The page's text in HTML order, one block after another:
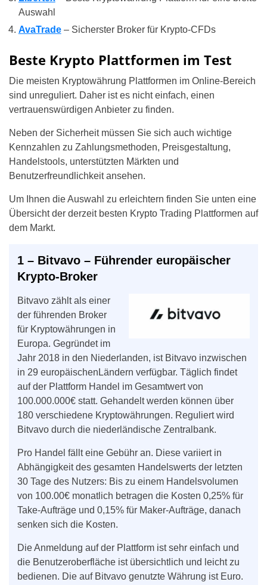
Auswahl
AvaTrade– Sicherster Broker für Krypto-CFDs
Beste Krypto Plattformen im Test
Die meisten Kryptowährung Plattformen im Online-Bereich
sind unreguliert. Daher ist es nicht einfach, einen
vertrauenswürdigen Anbieter zu finden.
Neben der Sicherheit müssen Sie sich auch wichtige
Kennzahlen zu Zahlungsmethoden, Preisgestaltung,
Handelstools, unterstützten Märkten und
Benutzerfreundlichkeit ansehen.
Um Ihnen die Auswahl zu erleichtern finden Sie unten eine
Übersicht der derzeit besten Krypto Trading Plattformen auf
dem Markt.
1 – Bitvavo – Führender europäischer
Krypto-Broker
Bitvavo zählt als einer
der führenden Broker
für Kryptowährungen in
Europa. Gegründet im
Jahr 2018 in den Niederlanden, ist Bitvavo inzwischen
in 29 europäischenLändern verfügbar. Täglich findet
auf der Plattform Handel im Gesamtwert von
100.000.000€ statt. Gehandelt werden können über
180 verschiedene Kryptowährungen. Reguliert wird
Bitvavo durch die niederländische Zentralbank.
Pro Handel fällt eine Gebühr an. Diese variiert in
Abhängigkeit des gesamten Handelswerts der letzten
30 Tage des Nutzers: Bis zu einem Handelsvolumen
von 100.00€ monatlich betragen die Kosten 0,25% für
Take-Aufträge und 0,15% für Maker-Aufträge, danach
senken sich die Kosten.
Die Anmeldung auf der Plattform ist sehr einfach und
die Benutzeroberfläche ist übersichtlich und leicht zu
bedienen. Die auf Bitvavo genutzte Währung ist Euro.